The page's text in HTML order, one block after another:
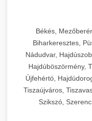
Békés,
Biharkeresztes,
Nádudvar,
Hajdúböszörmény,
Újfehértó,
Tiszaújváros,
Szikszó,